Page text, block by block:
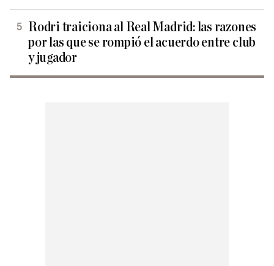
Rodri traiciona al Real Madrid: las razones
por las que se rompió el acuerdo entre club
y jugador